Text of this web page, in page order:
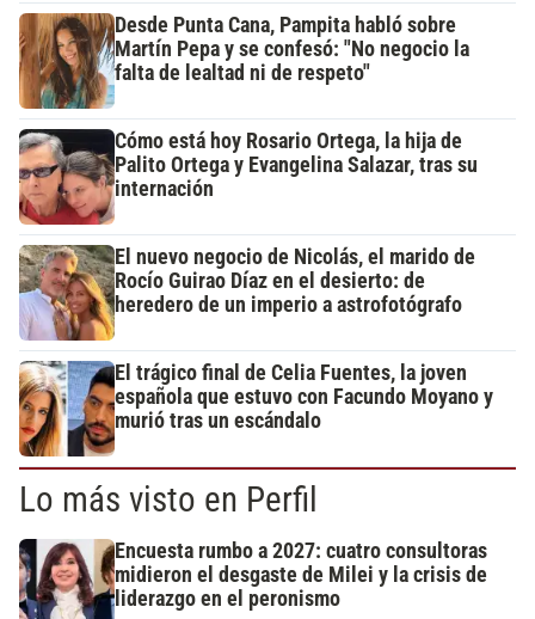
Desde Punta Cana, Pampita habló sobre
Martín Pepa y se confesó: "No negocio la
falta de lealtad ni de respeto"
Cómo está hoy Rosario Ortega, la hija de
Palito Ortega y Evangelina Salazar, tras su
internación
El nuevo negocio de Nicolás, el marido de
Rocío Guirao Díaz en el desierto: de
heredero de un imperio a astrofotógrafo
El trágico final de Celia Fuentes, la joven
española que estuvo con Facundo Moyano y
murió tras un escándalo
Lo más visto en Perfil
Encuesta rumbo a 2027: cuatro consultoras
midieron el desgaste de Milei y la crisis de
liderazgo en el peronismo